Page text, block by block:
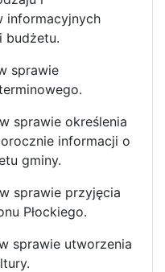
informacyjnych
budżetu.
sprawie
sprawie określenia
informacji o
gminy.
sprawie przyjęcia
Płockiego.
sprawie utworzenia